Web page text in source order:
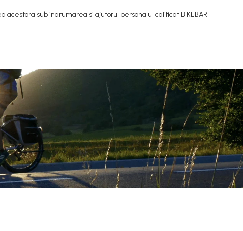
sub indrumarea si ajutorul personalul calificat BIKEBAR